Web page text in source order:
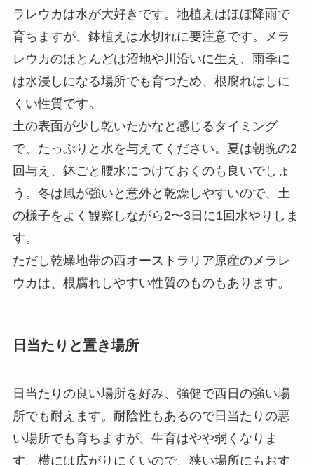
ラレウカは水が大好きです。地植えはほぼ降雨で
育ちますが、鉢植えは水切れに要注意です。メラ
レウカのほとんどは沼地や川沿いに生え、雨季に
は水浸しになる場所でも育つため、根腐れはしに
くい性質です。
土の表面が少し乾いたかなと感じるタイミング
で、たっぷりと水を与えてください。夏は朝晩の2
回与え、鉢ごと腰水につけておくのも良いでしょ
う。冬は風が強いと意外と乾燥しやすいので、土
の様子をよく観察しながら2〜3日に1回水やりしま
す。
ただし乾燥地帯の西オーストラリア原産のメラレ
ウカは、根腐れしやすい性質のものもあります。
日当たりと置き場所
日当たりの良い場所を好み、強健で西日の強い場
所でも耐えます。耐陰性もあるので日当たりの悪
い場所でも育ちますが、生育はやや弱くなりま
す。横には広がりにくいので、狭い場所にもおす